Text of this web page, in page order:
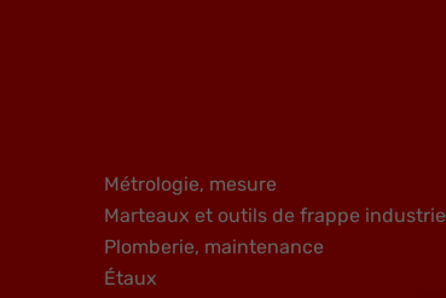
Métrologie, mesure
Marteaux et outils de frappe industrie
Plomberie, maintenance
Étaux